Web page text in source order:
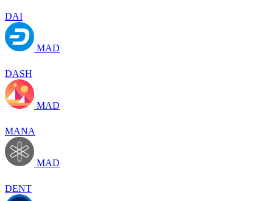
DAI
MAD
DASH
MAD
MANA
MAD
DENT